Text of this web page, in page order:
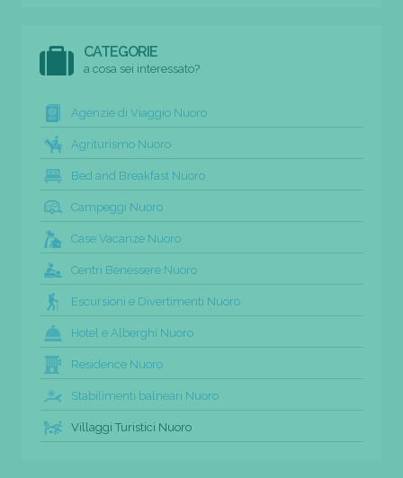
CATEGORIE
a cosa sei interessato?
Agenzie di Viaggio Nuoro
Agriturismo Nuoro
Bed and Breakfast Nuoro
Campeggi Nuoro
Case Vacanze Nuoro
Centri Benessere Nuoro
Escursioni e Divertimenti Nuoro
Hotel e Alberghi Nuoro
Residence Nuoro
Stabilimenti balneari Nuoro
Villaggi Turistici Nuoro